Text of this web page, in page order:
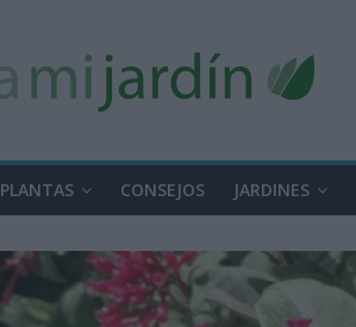
PLANTAS CONSEJOS JARDINES